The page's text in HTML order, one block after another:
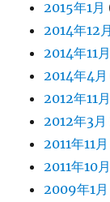
2015年1月
2014年12月
2014年11月
2014年4月
2012年11月
2012年3月
2011年11月
2011年10月
2009年1月